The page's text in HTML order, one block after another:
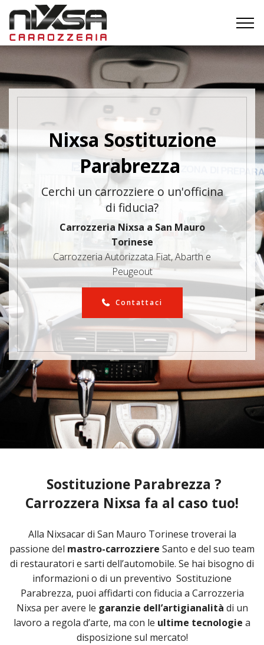
Nixsa Sostituzione
Parabrezza
Cerchi un carrozziere o un'officina
di fiducia?
Carrozzeria Nixsa a San Mauro
Torinese
Carrozzeria Autorizzata Fiat, Abarth e
Peugeout
Contattaci
Sostituzione Parabrezza ?
Carrozzera Nixsa fa al caso tuo!
Alla Nixsacar di San Mauro Torinese troverai la
passione del mastro-carrozziere Santo e del suo team
di restauratori e sarti dell’automobile. Se hai bisogno di
informazioni o di un preventivo Sostituzione
Parabrezza, puoi affidarti con fiducia a Carrozzeria
Nixsa per avere le garanzie dell’artigianalità di un
lavoro a regola d’arte, ma con le ultime tecnologie a
disposizione sul mercato!